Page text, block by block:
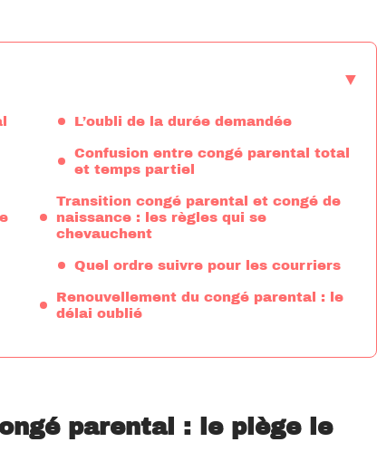
L’oubli de la durée demandée
Confusion entre congé parental total
et temps partiel
Transition congé parental et congé de
naissance : les règles qui se
chevauchent
Quel ordre suivre pour les courriers
Renouvellement du congé parental : le
délai oublié
parental : le piège le